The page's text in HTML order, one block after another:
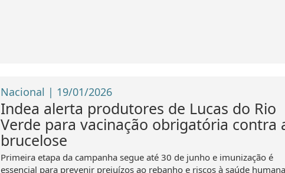
Nacional | 19/01/2026
Indea alerta produtores de Lucas do Rio
Verde para vacinação obrigatória contra
brucelose
Primeira etapa da campanha segue até 30 de junho e imunização é
essencial para prevenir prejuízos ao rebanho e riscos à saúde